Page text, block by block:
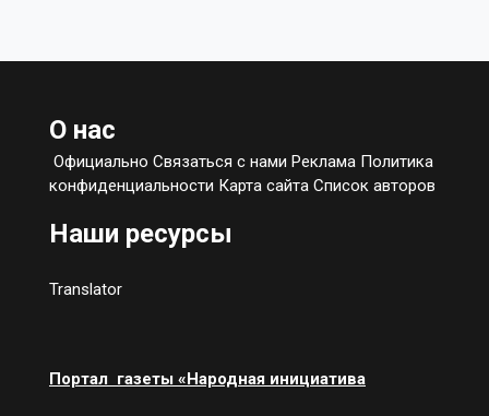
О нас
Официально Связаться с нами Реклама Политика
конфиденциальности Карта сайта Список авторов
Наши ресурсы
Translator
Портал газеты «Народная инициатива